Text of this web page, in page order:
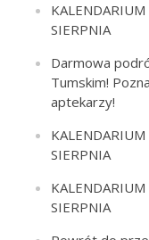
SIERPNIA
Darmowa
Tumskim!
aptekarzy!
SIERPNIA
SIERPNIA